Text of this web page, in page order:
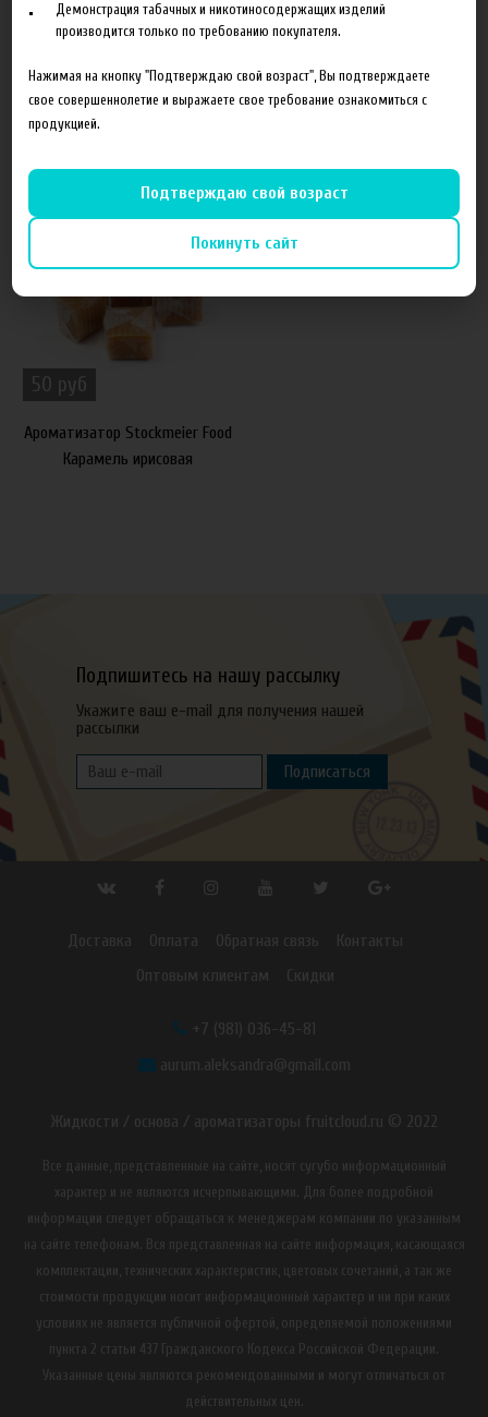
Гарантия
50 руб
Ароматизатор Stockmeier Food
Карамель ирисовая
Подпишитесь на нашу рассылку
Укажите ваш e-mail для получения нашей
рассылки
Подписаться
Доставка Оплата Обратная связь
Контакты
Оптовым клиентам
Скидки
+7 (981) 036-45-81
aurum.aleksandra@gmail.com
Жидкости / основа / ароматизаторы fruitcloud.ru © 2022
Все данные, представленные на сайте, носят сугубо информационный
характер и не являются исчерпывающими. Для более подробной
информации следует обращаться к менеджерам компании по указанным
на сайте телефонам. Вся представленная на сайте информация, касающаяся
комплектации, технических характеристик, цветовых сочетаний, а так же
стоимости продукции носит информационный характер и ни при каких
условиях не является публичной офертой, определяемой положениями
пункта 2 статьи 437 Гражданского Кодекса Российской Федерации.
Указанные цены являются рекомендованными и могут отличаться от
действительных цен.
Демонстрация табачных и никотиносодержащих изделий
производится только по требованию покупателя.
Нажимая на кнопку "Подтверждаю свой возраст", Вы подтверждаете
свое совершеннолетие и выражаете свое требование ознакомиться с
продукцией.
Подтверждаю свой возраст
Покинуть сайт